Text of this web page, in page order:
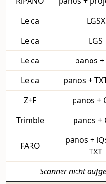
Leica
LGSX
Leica
LGS
Leica
panos +
Leica
panos +
Z+F
panos +
Trimble
panos +
FARO
panos +
TXT
Scanner nicht